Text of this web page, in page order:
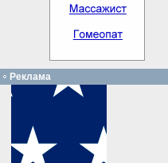
Реклама